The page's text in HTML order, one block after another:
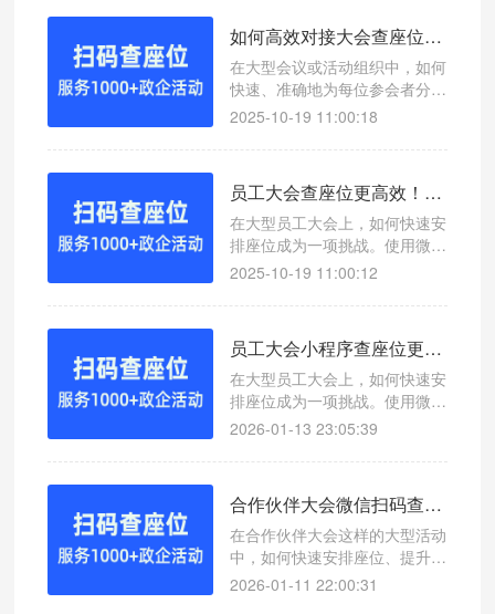
如何高效对接大会查座位？微信扫码查座位系统轻松解决
在大型会议或活动组织中，如何
快速、准确地为每位参会者分配
座位是一个重要环节。本文介绍
效对接大会查座位，提升现场管
2025-10-19 11:00:18
员工大会查座位更高效！微信扫码查座位系统助你轻松管理
在大型员工大会上，如何快速安
排座位成为一项挑战。使用微信
扫码查座位系统，可以实现一键
2025-10-19 11:00:12
员工大会小程序查座位更高效！微信扫码查座位系统助你轻松管理
在大型员工大会上，如何快速安
排座位成为一项挑战。使用微信
扫码查座位系统，可以实现一键
2026-01-13 23:05:39
合作伙伴大会微信扫码查座位系统助力活动座位管理
在合作伙伴大会这样的大型活动
中，如何快速安排座位、提升参
会体验成为一大挑战。本文介绍
2026-01-11 22:00:31